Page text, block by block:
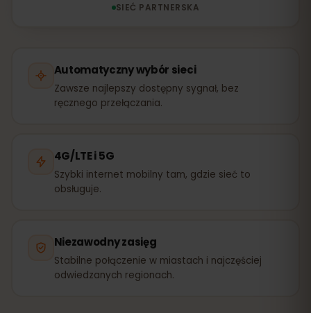
SIEĆ PARTNERSKA
Automatyczny wybór sieci
Zawsze najlepszy dostępny sygnał, bez
ręcznego przełączania.
4G/LTE i 5G
Szybki internet mobilny tam, gdzie sieć to
obsługuje.
Niezawodny zasięg
Stabilne połączenie w miastach i najczęściej
odwiedzanych regionach.